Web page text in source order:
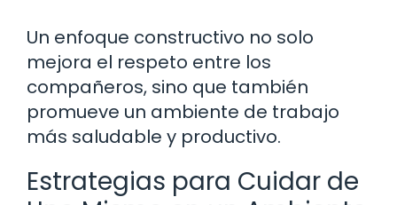
Un enfoque constructivo no solo
mejora el respeto entre los
compañeros, sino que también
promueve un ambiente de trabajo
más saludable y productivo.
Estrategias para Cuidar de